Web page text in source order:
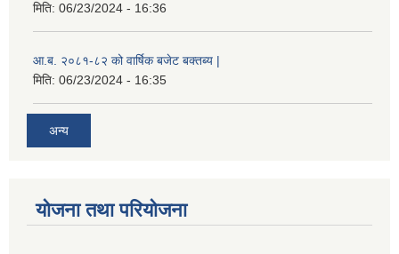
मिति: 06/23/2024 - 16:36
आ.ब. २०८१-८२ को वार्षिक बजेट बक्तब्य |
मिति: 06/23/2024 - 16:35
अन्य
योजना तथा परियोजना